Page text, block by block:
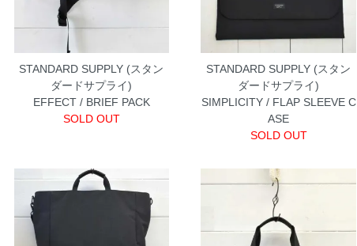
STANDARD SUPPLY (スタン
ダードサプライ)
EFFECT / BRIEF PACK
SOLD OUT
STANDARD SUPPLY (スタン
ダードサプライ)
SIMPLICITY / FLAP SLEEVE C
ASE
SOLD OUT